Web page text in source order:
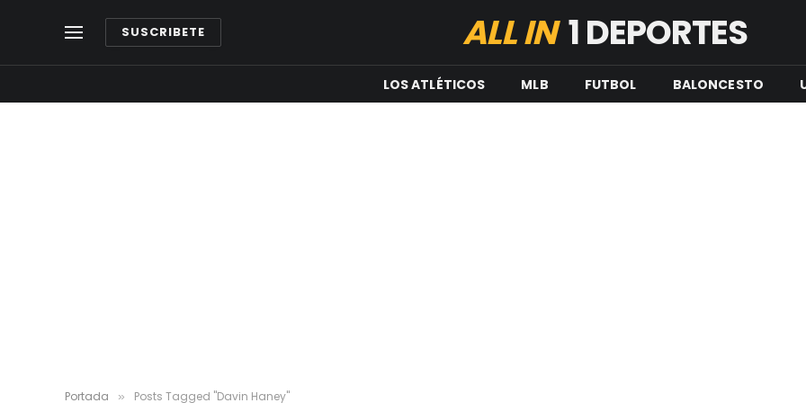
SUSCRIBETE ALL IN1 DEPORTES
LOS ATLÉTICOS MLB FUTBOL BALONCESTO
Portada » Posts Tagged "Davin Haney"